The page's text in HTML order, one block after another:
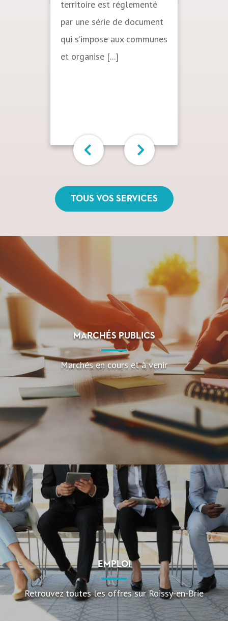
territoire est réglementé
par une série de document
qui s’impose aux communes
et organise [...]
TOUS VOS SERVICES
MARCHÉS PUBLICS
Marchés en cours et à venir
EMPLOI
Retrouvez toutes les offres sur Roissy-en-Brie